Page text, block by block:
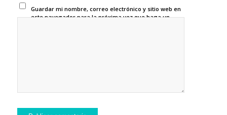
Guardar mi nombre, correo electrónico y sitio web en
este navegador para la próxima vez que haga un